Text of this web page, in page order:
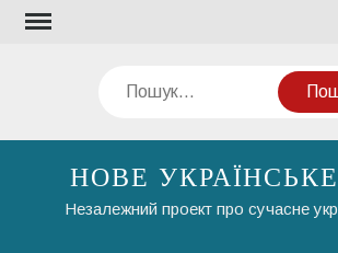
Перейти
Пошук
НОВЕ
Незалежний проект про сучасне